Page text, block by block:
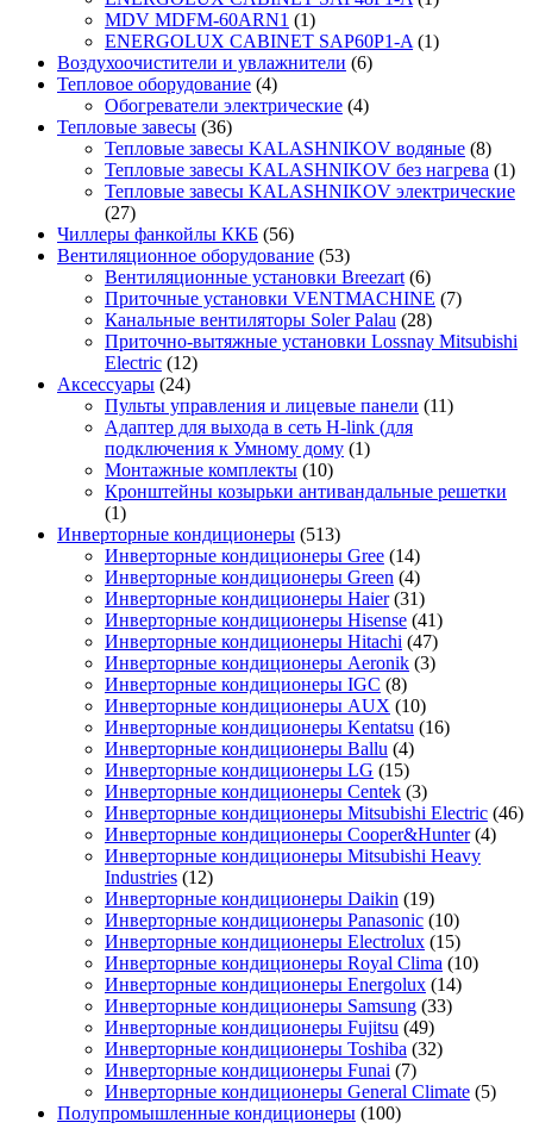
MDV MDFM-60ARN1 (1)
ENERGOLUX CABINET SAP60P1-A (1)
Воздухоочистители и увлажнители (6)
Тепловое оборудование (4)
Обогреватели электрические (4)
Тепловые завесы (36)
Тепловые завесы KALASHNIKOV водяные (8)
Тепловые завесы KALASHNIKOV без нагрева (1)
Тепловые завесы KALASHNIKOV электрические
(27)
Чиллеры фанкойлы ККБ (56)
Вентиляционное оборудование (53)
Вентиляционные установки Breezart (6)
Приточные установки VENTMACHINE (7)
Канальные вентиляторы Soler Palau (28)
Приточно-вытяжные установки Lossnay Mitsubishi
Electric (12)
Аксессуары (24)
Пульты управления и лицевые панели (11)
Адаптер для выхода в сеть H-link (для
подключения к Умному дому (1)
Монтажные комплекты (10)
Кронштейны козырьки антивандальные решетки
(1)
Инверторные кондиционеры (513)
Инверторные кондиционеры Gree (14)
Инверторные кондиционеры Green (4)
Инверторные кондиционеры Haier (31)
Инверторные кондиционеры Hisense (41)
Инверторные кондиционеры Hitachi (47)
Инверторные кондиционеры Aeronik (3)
Инверторные кондиционеры IGC (8)
Инверторные кондиционеры AUX (10)
Инверторные кондиционеры Kentatsu (16)
Инверторные кондиционеры Ballu (4)
Инверторные кондиционеры LG (15)
Инверторные кондиционеры Centek (3)
Инверторные кондиционеры Mitsubishi Electric (46)
Инверторные кондиционеры Cooper&Hunter (4)
Инверторные кондиционеры Mitsubishi Heavy
Industries (12)
Инверторные кондиционеры Daikin (19)
Инверторные кондиционеры Panasonic (10)
Инверторные кондиционеры Electrolux (15)
Инверторные кондиционеры Royal Clima (10)
Инверторные кондиционеры Energolux (14)
Инверторные кондиционеры Samsung (33)
Инверторные кондиционеры Fujitsu (49)
Инверторные кондиционеры Toshiba (32)
Инверторные кондиционеры Funai (7)
Инверторные кондиционеры General Climate (5)
Полупромышленные кондиционеры (100)